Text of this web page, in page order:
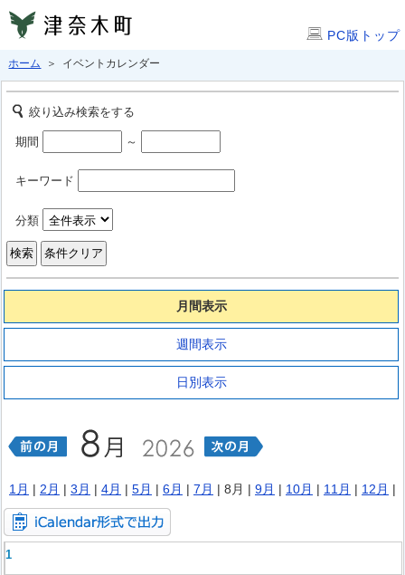
PC版トップ
ホーム ＞ イベントカレンダー
絞り込み検索をする
期間 ～
キーワード
分類
月間表示
週間表示
日別表示
1月 | 2月 | 3月 | 4月 | 5月 | 6月 | 7月 | 8月 | 9月 | 10月 | 11月 | 12月 |
1